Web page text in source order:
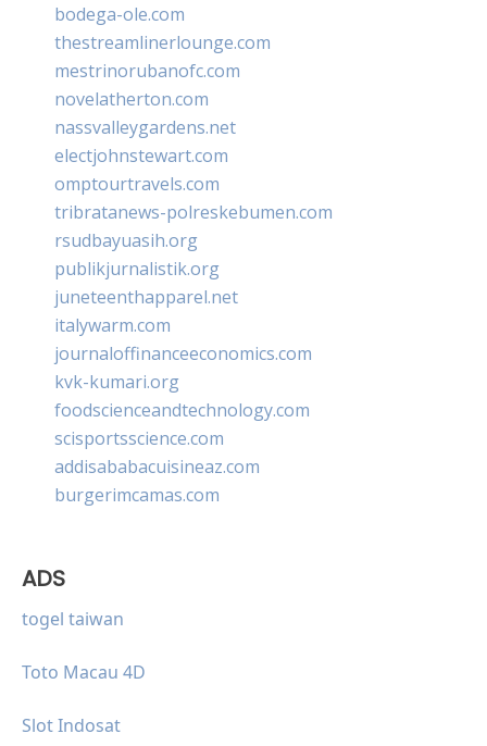
bodega-ole.com
thestreamlinerlounge.com
mestrinorubanofc.com
novelatherton.com
nassvalleygardens.net
electjohnstewart.com
omptourtravels.com
tribratanews-polreskebumen.com
rsudbayuasih.org
publikjurnalistik.org
juneteenthapparel.net
italywarm.com
journaloffinanceeconomics.com
kvk-kumari.org
foodscienceandtechnology.com
scisportsscience.com
addisababacuisineaz.com
burgerimcamas.com
ADS
togel taiwan
Toto Macau 4D
Slot Indosat